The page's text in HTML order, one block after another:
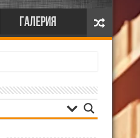
Галерия